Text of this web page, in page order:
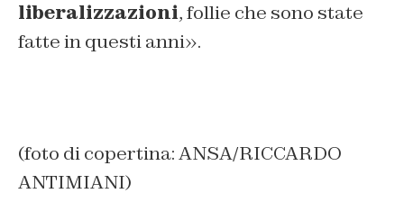
liberalizzazioni, follie che sono state
fatte in questi anni».
(foto di copertina: ANSA/RICCARDO
ANTIMIANI)